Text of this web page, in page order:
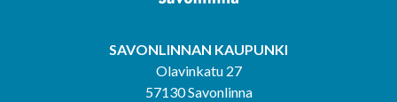
SAVONLINNAN KAUPUNKI
Olavinkatu 27
57130 Savonlinna